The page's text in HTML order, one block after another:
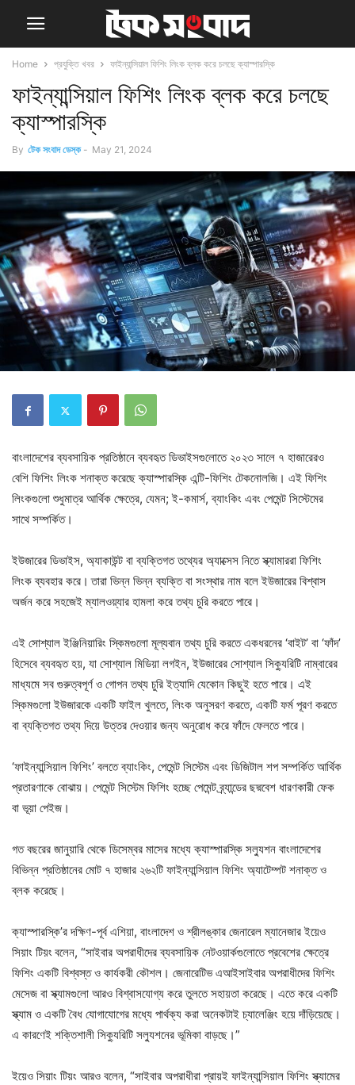
Home প্রযুক্তি খবর ফাইন্যান্সিয়াল ফিশিং লিংক ব্লক করে চলছে ক্যাস্পারস্কি
ফাইন্যান্সিয়াল ফিশিং লিংক ব্লক করে চলছে
ক্যাস্পারস্কি
By টেক সংবাদ ডেস্ক - May 21, 2024
বাংলাদেশের ব্যবসায়িক প্রতিষ্ঠানে ব্যবহৃত ডিভাইসগুলোতে ২০২৩ সালে ৭ হাজারেরও
বেশি ফিশিং লিংক শনাক্ত করেছে ক্যাস্পারস্কি এন্টি-ফিশিং টেকনোলজি। এই ফিশিং
লিংকগুলো শুধুমাত্র আর্থিক ক্ষেত্রে, যেমন; ই-কমার্স, ব্যাংকিং এবং পেমেন্ট সিস্টেমের
সাথে সম্পর্কিত।
ইউজারের ডিভাইস, অ্যাকাউন্ট বা ব্যক্তিগত তথ্যের অ্যাক্সেস নিতে স্ক্যামাররা ফিশিং
লিংক ব্যবহার করে। তারা ভিন্ন ভিন্ন ব্যক্তি বা সংস্থার নাম বলে ইউজারের বিশ্বাস
অর্জন করে সহজেই ম্যালওয়্যার হামলা করে তথ্য চুরি করতে পারে।
এই সোশ্যাল ইঞ্জিনিয়ারিং স্কিমগুলো মূল্যবান তথ্য চুরি করতে একধরনের ‘বাইট’ বা ‘ফাঁদ’
হিসেবে ব্যবহৃত হয়, যা সোশ্যাল মিডিয়া লগইন, ইউজারের সোশ্যাল সিক্যুরিটি নাম্বারের
মাধ্যমে সব গুরুত্বপূর্ণ ও গোপন তথ্য চুরি ইত্যাদি যেকোন কিছুই হতে পারে। এই
স্কিমগুলো ইউজারকে একটি ফাইল খুলতে, লিংক অনুসরণ করতে, একটি ফর্ম পূরণ করতে
বা ব্যক্তিগত তথ্য দিয়ে উত্তর দেওয়ার জন্য অনুরোধ করে ফাঁদে ফেলতে পারে।
‘ফাইন্যান্সিয়াল ফিশিং’ বলতে ব্যাংকিং, পেমেন্ট সিস্টেম এবং ডিজিটাল শপ সম্পর্কিত আর্থিক
প্রতারণাকে বোঝায়। পেমেন্ট সিস্টেম ফিশিং হচ্ছে পেমেন্ট ব্র্যান্ডের ছদ্মবেশ ধারণকারী ফেক
বা ভূয়া পেইজ।
গত বছরের জানুয়ারি থেকে ডিসেম্বর মাসের মধ্যে ক্যাস্পারস্কি সল্যুশন বাংলাদেশের
বিভিন্ন প্রতিষ্ঠানের মোট ৭ হাজার ২৬২টি ফাইন্যান্সিয়াল ফিশিং অ্যাটেম্পট শনাক্ত ও
ব্লক করেছে।
ক্যাস্পারস্কি’র দক্ষিণ-পূর্ব এশিয়া, বাংলাদেশ ও শ্রীলঙ্কার জেনারেল ম্যানেজার ইয়েও
সিয়াং টিয়ং বলেন, “সাইবার অপরাধীদের ব্যবসায়িক নেটওয়ার্কগুলোতে প্রবেশের ক্ষেত্রে
ফিশিং একটি বিশ্বস্ত ও কার্যকরী কৌশল। জেনারেটিভ এআইসাইবার অপরাধীদের ফিশিং
মেসেজ বা স্ক্যামগুলো আরও বিশ্বাসযোগ্য করে তুলতে সহায়তা করেছে। এতে করে একটি
স্ক্যাম ও একটি বৈধ যোগাযোগের মধ্যে পার্থক্য করা অনেকটাই চ্যালেঞ্জিং হয়ে দাঁড়িয়েছে।
এ কারণেই শক্তিশালী সিক্যুরিটি সল্যুশনের ভূমিকা বাড়ছে।”
ইয়েও সিয়াং টিয়ং আরও বলেন, “সাইবার অপরাধীরা প্রায়ই ফাইন্যান্সিয়াল ফিশিং স্ক্যামের